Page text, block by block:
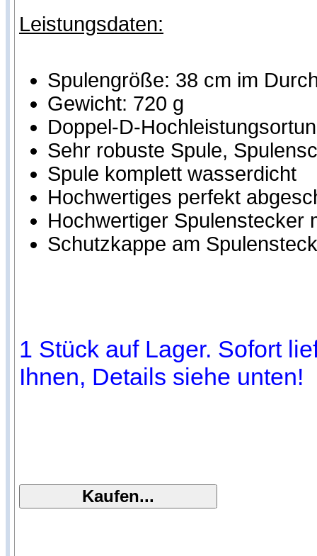
Leistungsdaten:
Spulengröße: 38 cm im
Gewicht: 720 g
Doppel-D-
Sehr robuste Spule,
Spule komplett wasserdicht
Hochwertiges perfekt
Hochwertiger Spulenstecker
Schutzkappe am
1 Stück auf Lager. Sofort
Ihnen, Details siehe unten!